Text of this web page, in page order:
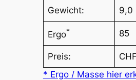
Gewicht: 9,0
Ergo* 85
Preis:
* Ergo / Masse hier